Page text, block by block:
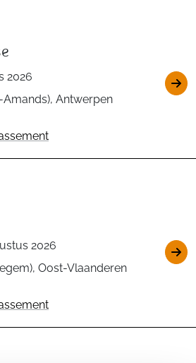
2026
Antwerpen
2026
Oost-Vlaanderen